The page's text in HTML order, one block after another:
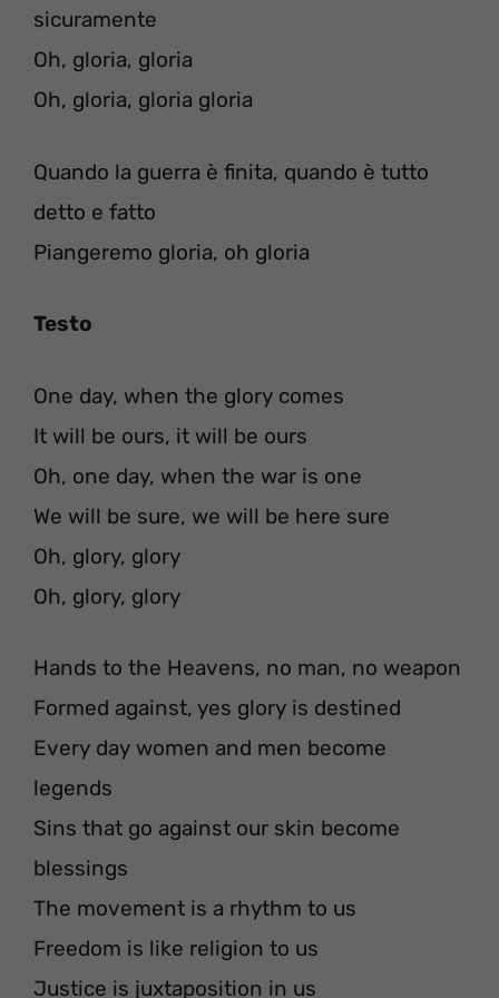
sicuramente
Oh, gloria, gloria
Oh, gloria, gloria gloria
Quando la guerra è finita, quando è tutto
detto e fatto
Piangeremo gloria, oh gloria
Testo
One day, when the glory comes
It will be ours, it will be ours
Oh, one day, when the war is one
We will be sure, we will be here sure
Oh, glory, glory
Oh, glory, glory
Hands to the Heavens, no man, no weapon
Formed against, yes glory is destined
Every day women and men become
legends
Sins that go against our skin become
blessings
The movement is a rhythm to us
Freedom is like religion to us
Justice is juxtaposition in us